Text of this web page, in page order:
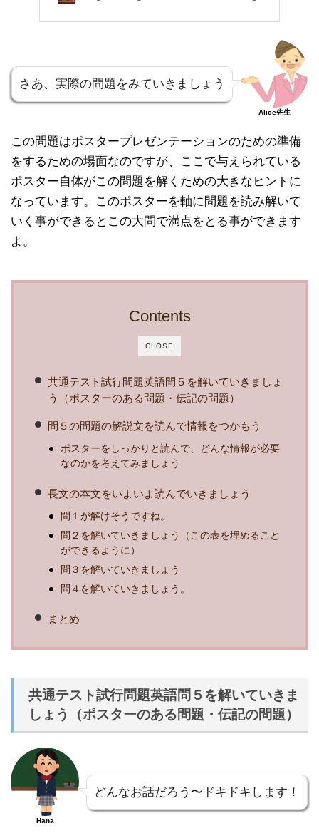
さあ、実際の問題をみていきましょう
Alice先生
この問題はポスタープレゼンテーションのための準備
をするための場面なのですが、ここで与えられている
ポスター自体がこの問題を解くための大きなヒントに
なっています。このポスターを軸に問題を読み解いて
いく事ができるとこの大問で満点をとる事ができます
よ。
CLOSE
Contents
共通テスト試行問題英語問５を解いていきましょ
う（ポスターのある問題・伝記の問題）
問５の問題の解説文を読んで情報をつかもう
ポスターをしっかりと読んで、どんな情報が必要
なのかを考えてみましょう
長文の本文をいよいよ読んでいきましょう
問１が解けそうですね。
問２を解いていきましょう（この表を埋めること
ができるように）
問３を解いていきましょう
問４を解いていきましょう。
まとめ
共通テスト試行問題英語問５を解いていきま
しょう（ポスターのある問題・伝記の問題）
Hana
どんなお話だろう〜ドキドキします！